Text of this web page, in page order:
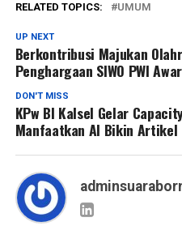
RELATED TOPICS: UMUM
UP NEXT
Berkontribusi Majukan
Penghargaan SIWO PWI
DON'T MISS
KPw BI Kalsel Gelar
Manfaatkan AI Bikin Artikel